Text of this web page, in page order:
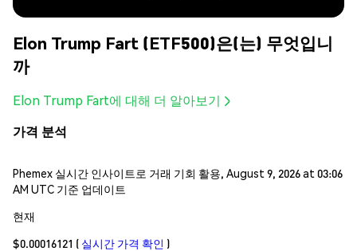
Elon Trump Fart (ETF500)은(는) 무엇입니
까
Elon Trump Fart에 대해 더 알아보기
가격 분석
Phemex 실시간 인사이트로 거래 기회 활용, August 9, 2026 at 03:06
AM UTC 기준 업데이트
현재
$0.00016121 ( 실시간 가격 확인 )